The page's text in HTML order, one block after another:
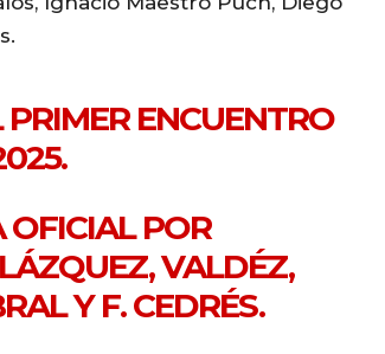
ENCUENTRO
OFICIAL POR
VALDÉZ,
Y F. CEDRÉS.